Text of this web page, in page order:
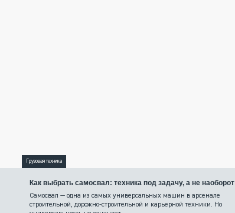
Грузовая техника
Как выбрать самосвал: техника под задачу, а не наоборот
Самосвал — одна из самых универсальных машин в арсенале
строительной, дорожно-строительной и карьерной техники. Но